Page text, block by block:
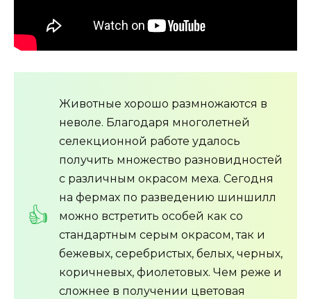
Животные хорошо размножаются в
неволе. Благодаря многолетней
селекционной работе удалось
получить множество разновидностей
с различным окрасом меха. Сегодня
на фермах по разведению шиншилл
можно встретить особей как со
стандартным серым окрасом, так и
бежевых, серебристых, белых, черных,
коричневых, фиолетовых. Чем реже и
сложнее в получении цветовая